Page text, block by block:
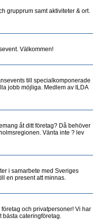
grupprum samt aktiviteter & ort.
Välkommen!
till specialkomponerade
jobb möjliga. Medlem av ILDA
åt ditt företag? Då behöver
Vänta inte ? lev
i samarbete med Sveriges
en present att minnas.
och privatpersoner! Vi har
bästa cateringföretag.